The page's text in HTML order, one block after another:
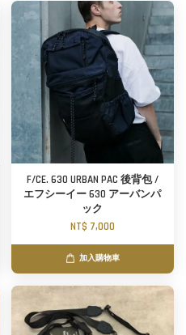
F/CE. 630 URBAN PAC 後背包 /
エフシーイー 630 アーバンパ
ック
NT$ 7,000
加入購物車